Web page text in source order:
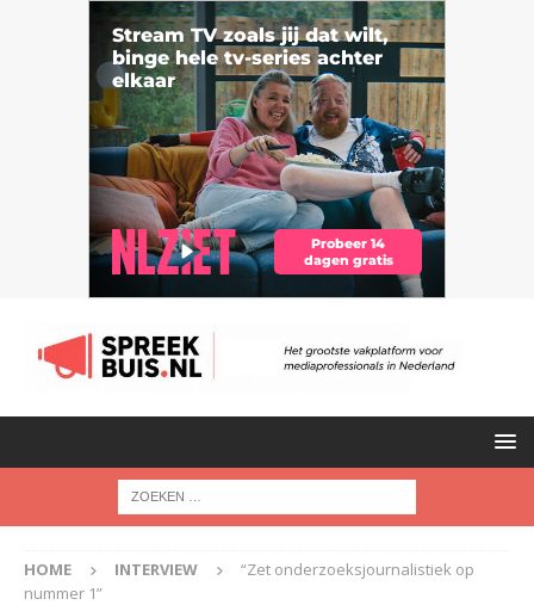
HOME INTERVIEW
“Zet onderzoeksjournalistiek op
nummer 1”